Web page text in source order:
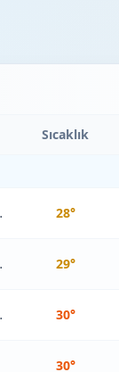
Sıcaklık
28°
29°
30°
30°